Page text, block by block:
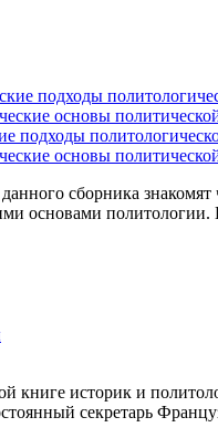
подходы
основы
сборника знакомят
основами политологии.
книге историк и
секретарь